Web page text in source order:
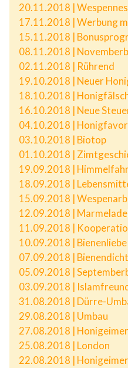
20.11.2018 |
17.11.2018 | Werbung
15.11.2018 |
08.11.2018 |
02.11.2018 | Rührend
19.10.2018 | Neuer
18.10.2018 |
16.10.2018 | Neue
04.10.2018 |
03.10.2018 | Biotop
01.10.2018 |
19.09.2018 |
18.09.2018 |
15.09.2018 |
12.09.2018 |
11.09.2018 |
10.09.2018 | Bienenliebe
07.09.2018 |
05.09.2018 |
03.09.2018 |
31.08.2018 | Dürre-
29.08.2018 | Umbau
27.08.2018 |
25.08.2018 | London
22.08.2018 | Honigeimer